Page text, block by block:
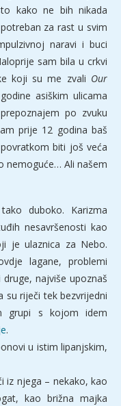
kako ne bih nikada
za rast u svim
naravi i buci
sam bila u crkvi
koji su me zvali Our
asiškim ulicama
po zvuku
prije 12 godina baš
biti još veća
nemoguće… Ali našem
duboko. Karizma
nesavršenosti kao
je ulaznica za Nebo.
lagane, problemi
najviše upoznaš
su riječi tek bezvrijedni
grupi s kojom idem
.
u istim lipanjskim,
iz njega – nekako, kao
kao brižna majka